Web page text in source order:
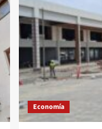
Economía